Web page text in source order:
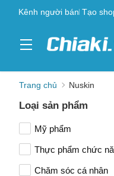
Kênh người bán Tạo
Trang chủ Nuskin
Loại sản phẩm
Mỹ phẩm
Thực phẩm chức
Chăm sóc cá nhân